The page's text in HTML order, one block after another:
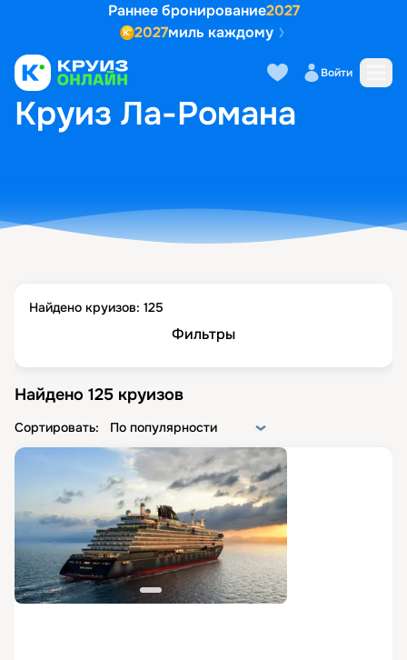
Раннее бронирование2027
2027миль каждому
Войти
ГЛАВНАЯ • ПОПУЛЯРНЫЕ НАПРАВЛЕНИЯ КРУИЗ ЛА-РОМАНА
Круиз Ла-Романа
Найдено круизов: 125
Фильтры
Найдено 125 круизов
Сортировать: По популярности